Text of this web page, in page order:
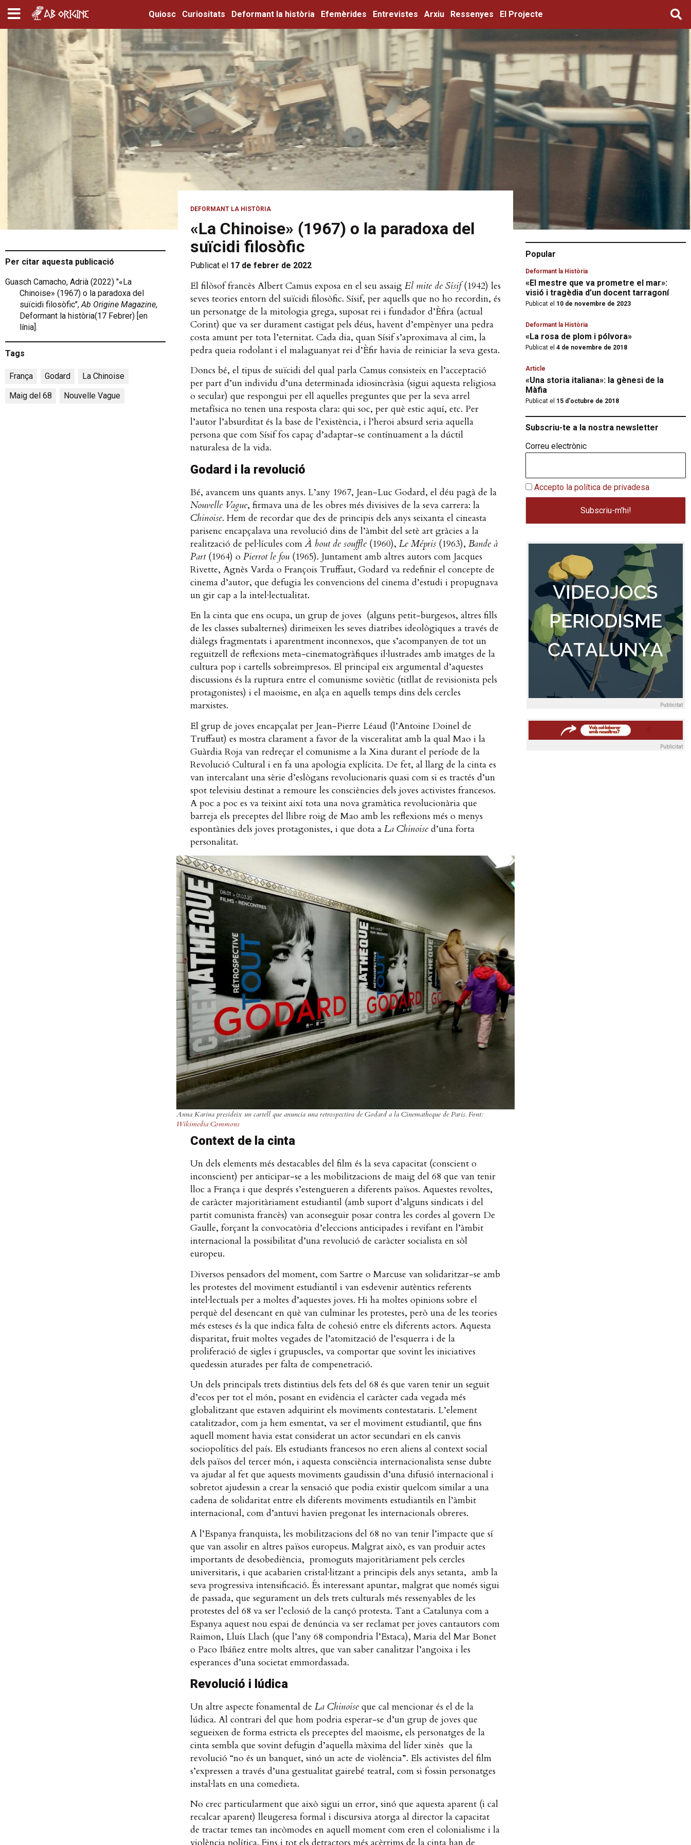
Quiosc Curiositats Deformant la història Efemèrides Entrevistes Arxiu Ressenyes El Projecte
Per citar aquesta publicació
Guasch Camacho, Adrià (2022) "«La
Chinoise» (1967) o la paradoxa del
suïcidi filosòfic",Ab Origine Magazine,
Deformant la història(17 Febrer) [en
línia].
Tags
França Godard La Chinoise
Maig del 68
Nouvelle Vague
DEFORMANT LA HISTÒRIA
«La Chinoise» (1967) o la paradoxa del
suïcidi filosòfic
Publicat el 17 de febrer de 2022
El filòsof francès Albert Camus exposa en el seu assaig El mite de Sísif(1942) les
seves teories entorn del suïcidi filosòfic. Sísif, per aquells que no ho recordin, és
un personatge de la mitologia grega, suposat rei i fundador d’Èfira (actual
Corint) que va ser durament castigat pels déus, havent d’empènyer una pedra
costa amunt per tota l’eternitat. Cada dia, quan Sísif s’aproximava al cim, la
pedra queia rodolant i el malaguanyat rei d’Èfir havia de reiniciar la seva gesta.
Doncs bé, el tipus de suïcidi del qual parla Camus consisteix en l’acceptació
per part d’un individu d’una determinada idiosincràsia (sigui aquesta religiosa
o secular) que respongui per ell aquelles preguntes que per la seva arrel
metafísica no tenen una resposta clara: qui soc, per què estic aquí, etc. Per
l’autor l’absurditat és la base de l’existència, i l’heroi absurd seria aquella
persona que com Sísif fos capaç d’adaptar-se contínuament a la dúctil
naturalesa de la vida.
Godard i la revolució
Bé, avancem uns quants anys. L’any 1967, Jean-Luc Godard, el déu pagà de la
Nouvelle Vague, firmava una de les obres més divisives de la seva carrera: la
Chinoise. Hem de recordar que des de principis dels anys seixanta el cineasta
parisenc encapçalava una revolució dins de l’àmbit del setè art gràcies a la
realització de pel·lícules com À bout de souffle (1960), Le Mépris (1963), Bande à
Part (1964) o Pierrot le fou (1965). Juntament amb altres autors com Jacques
Rivette, Agnès Varda o François Truffaut, Godard va redefinir el concepte de
cinema d’autor, que defugia les convencions del cinema d’estudi i propugnava
un gir cap a la intel·lectualitat.
En la cinta que ens ocupa, un grup de joves (alguns petit-burgesos, altres fills
de les classes subalternes) dirimeixen les seves diatribes ideològiques a través de
diàlegs fragmentats i aparentment inconnexos, que s’acompanyen de tot un
reguitzell de reflexions meta-cinematogràfiques il·lustrades amb imatges de la
cultura pop i cartells sobreimpresos. El principal eix argumental d’aquestes
discussions és la ruptura entre el comunisme soviètic (titllat de revisionista pels
protagonistes) i el maoisme, en alça en aquells temps dins dels cercles
marxistes.
El grup de joves encapçalat per Jean-Pierre Léaud (l’Antoine Doinel de
Truffaut) es mostra clarament a favor de la visceralitat amb la qual Mao i la
Guàrdia Roja van redreçar el comunisme a la Xina durant el període de la
Revolució Cultural i en fa una apologia explícita. De fet, al llarg de la cinta es
van intercalant una sèrie d’eslògans revolucionaris quasi com si es tractés d’un
spot televisiu destinat a remoure les consciències dels joves activistes francesos.
A poc a poc es va teixint així tota una nova gramàtica revolucionària que
barreja els preceptes del llibre roig de Mao amb les reflexions més o menys
espontànies dels joves protagonistes, i que dota a La Chinoise d’una forta
personalitat.
Anna Karina presideix un cartell que anuncia una retrospectiva de Godard a la Cinemathequede Paris. Font:
Wikimedia Commons
Context de la cinta
Un dels elements més destacables del film és la seva capacitat (conscient o
inconscient) per anticipar-se a les mobilitzacions de maig del 68 que van tenir
lloc a França i que després s’estengueren a diferents països. Aquestes revoltes,
de caràcter majoritàriament estudiantil (amb suport d’alguns sindicats i del
partit comunista francès) van aconseguir posar contra les cordes al govern De
Gaulle, forçant la convocatòria d’eleccions anticipades i revifant en l’àmbit
internacional la possibilitat d’una revolució de caràcter socialista en sòl
europeu.
Diversos pensadors del moment, com Sartre o Marcuse van solidaritzar-se amb
les protestes del moviment estudiantil i van esdevenir autèntics referents
intel·lectuals per a moltes d’aquestes joves. Hi ha moltes opinions sobre el
perquè del desencant en què van culminar les protestes, però una de les teories
més esteses és la que indica falta de cohesió entre els diferents actors. Aquesta
disparitat, fruit moltes vegades de l’atomització de l’esquerra i de la
proliferació de sigles i grupuscles, va comportar que sovint les iniciatives
quedessin aturades per falta de compenetració.
Un dels principals trets distintius dels fets del 68 és que varen tenir un seguit
d’ecos per tot el món, posant en evidència el caràcter cada vegada més
globalitzant que estaven adquirint els moviments contestataris. L’element
catalitzador, com ja hem esmentat, va ser el moviment estudiantil, que fins
aquell moment havia estat considerat un actor secundari en els canvis
sociopolítics del país. Els estudiants francesos no eren aliens al context social
dels països del tercer món, i aquesta consciència internacionalista sense dubte
va ajudar al fet que aquests moviments gaudissin d’una difusió internacional i
sobretot ajudessin a crear la sensació que podia existir quelcom similar a una
cadena de solidaritat entre els diferents moviments estudiantils en l’àmbit
internacional, com d’antuvi havien pregonat les internacionals obreres.
A l’Espanya franquista, les mobilitzacions del 68 no van tenir l’impacte que sí
que van assolir en altres països europeus. Malgrat això, es van produir actes
importants de desobediència, promoguts majoritàriament pels cercles
universitaris, i que acabarien cristal·litzant a principis dels anys setanta, amb la
seva progressiva intensificació. És interessant apuntar, malgrat que només sigui
de passada, que segurament un dels trets culturals més ressenyables de les
protestes del 68 va ser l’eclosió de la cançó protesta. Tant a Catalunya com a
Espanya aquest nou espai de denúncia va ser reclamat per joves cantautors com
Raimon, Lluís Llach (que l’any 68 compondria l’Estaca), Maria del Mar Bonet
o Paco Ibáñez entre molts altres, que van saber canalitzar l’angoixa i les
esperances d’una societat emmordassada.
Revolució i lúdica
Un altre aspecte fonamental de La Chinoise que cal mencionar és el de la
lúdica. Al contrari del que hom podria esperar-se d’un grup de joves que
segueixen de forma estricta els preceptes del maoisme, els personatges de la
cinta sembla que sovint defugin d’aquella màxima del líder xinès que la
revolució “no és un banquet, sinó un acte de violència”. Els activistes del film
s’expressen a través d’una gestualitat gairebé teatral, com si fossin personatges
instal·lats en una comedieta.
No crec particularment que això sigui un error, sinó que aquesta aparent (i cal
recalcar aparent) lleugeresa formal i discursiva atorga al director la capacitat
de tractar temes tan incòmodes en aquell moment com eren el colonialisme i la
Popular
Deformant la Història
«El mestre que va prometre el mar»:
visió i tragèdia d’un docent tarragoní
Publicat el 10 de novembre de 2023
Deformant la Història
«La rosa de plom i pólvora»
Publicat el 4 de novembre de 2018
Article
«Una storia italiana»: la gènesi de la
Màfia
Publicat el 15 d'octubre de 2018
Subscriu-te a la nostra newsletter
Correu electrònic
Accepto la política de privadesa
Publicitat
Publicitat